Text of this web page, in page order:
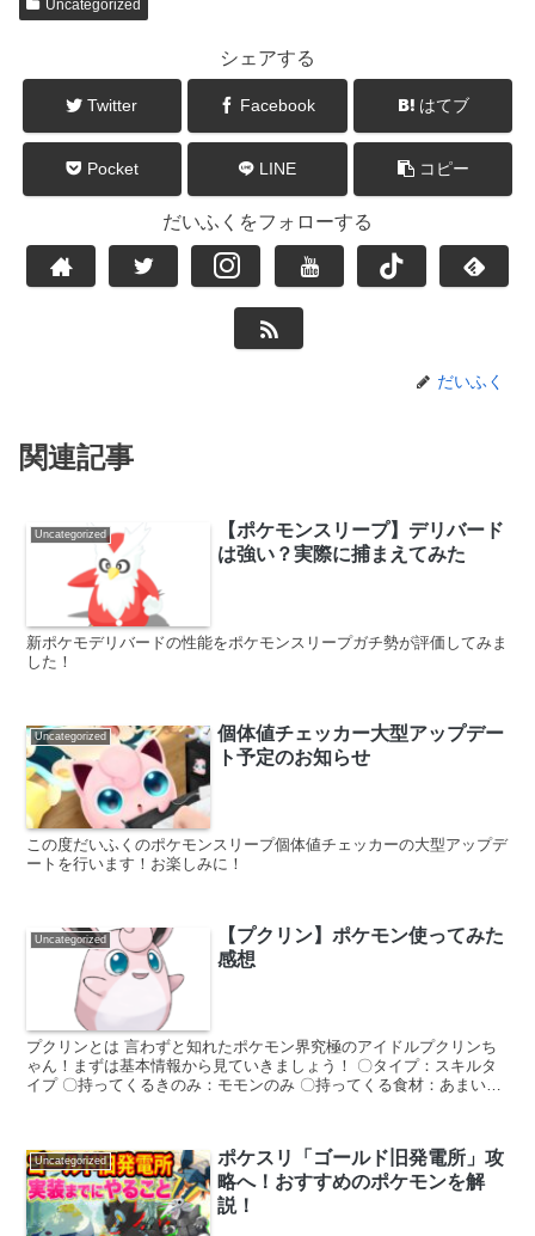
Uncategorized
シェアする
Twitter Facebook はてブ
Pocket LINE コピー
だいふくをフォローする
だいふく
関連記事
Uncategorized
【ポケモンスリープ】デリバード
は強い？実際に捕まえてみた
新ポケモデリバードの性能をポケモンスリープガチ勢が評価してみま
した！
Uncategorized
個体値チェッカー大型アップデー
ト予定のお知らせ
この度だいふくのポケモンスリープ個体値チェッカーの大型アップデ
ートを行います！お楽しみに！
Uncategorized
【プクリン】ポケモン使ってみた
感想
プクリンとは 言わずと知れたポケモン界究極のアイドルプクリンち
ゃん！まずは基本情報から見ていきましょう！ 〇タイプ：スキルタ
イプ 〇持ってくるきのみ：モモンのみ 〇持ってくる食材：あまいミ
Uncategorized
ポケスリ「ゴールド旧発電所」攻
略へ！おすすめのポケモンを解
説！